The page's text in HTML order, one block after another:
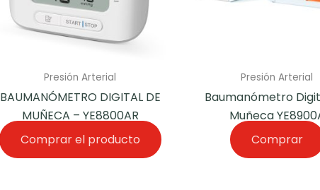
Presión Arterial
BAUMANÓMETRO DIGITAL DE
MUÑECA – YE8800AR
Comprar el producto
Presión Arterial
Baumanómetro
Muñeca
Comprar